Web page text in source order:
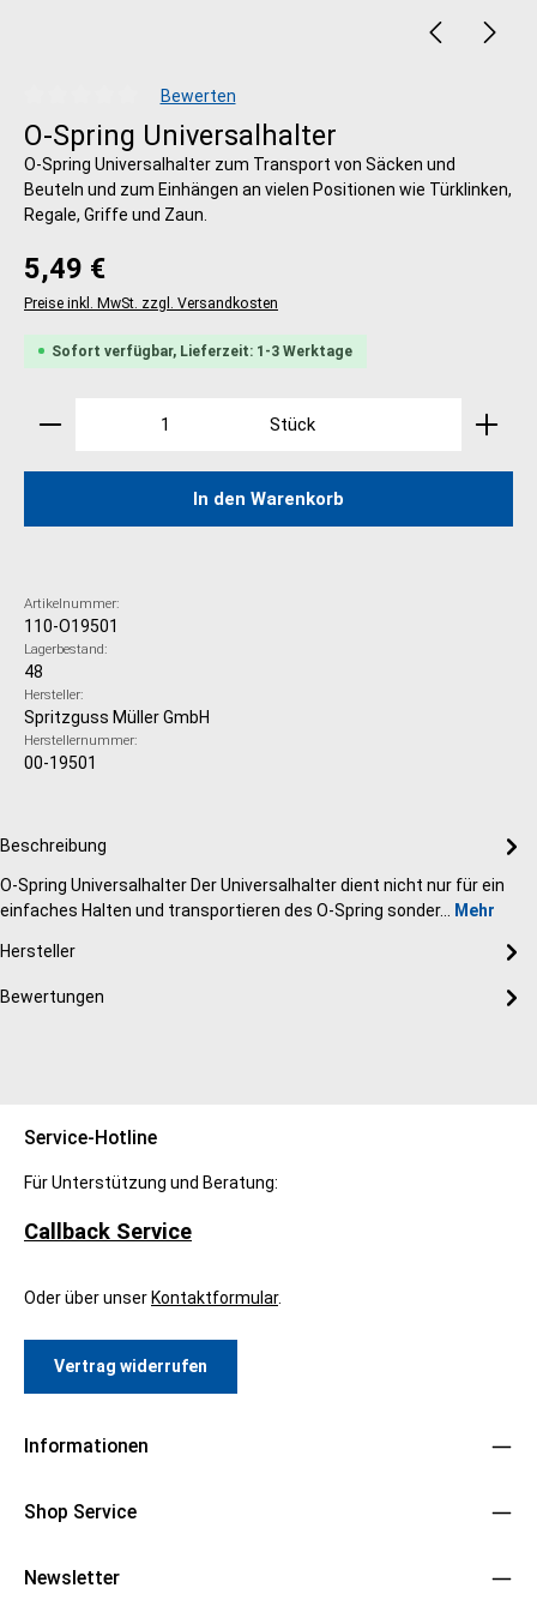
Durchschnittliche Bewertung von 0 von 5 Sternen
Bewerten
O-Spring Universalhalter
O-Spring Universalhalter zum Transport von Säcken und
Beuteln und zum Einhängen an vielen Positionen wie Türklinken,
Regale, Griffe und Zaun.
Regulärer Preis:
5,49 €
Preise inkl. MwSt. zzgl. Versandkosten
Sofort verfügbar, Lieferzeit: 1-3 Werktage
Produkt Anzahl: Gib den gewünschten Wert ein
Stück
In den Warenkorb
Artikelnummer:
110-O19501
Lagerbestand:
48
Hersteller:
Spritzguss Müller GmbH
Herstellernummer:
00-19501
Beschreibung
O-Spring Universalhalter Der Universalhalter dient nicht nur für ein
einfaches Halten und transportieren des O-Spring sonder… Mehr
Hersteller
Bewertungen
Service-Hotline
Für Unterstützung und Beratung:
Callback Service
Oder über unserKontaktformular.
Vertrag widerrufen
Informationen
Shop Service
Newsletter